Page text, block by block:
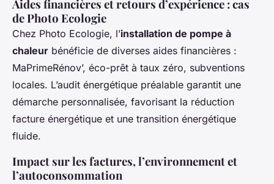
Aides financières et retours d’expérience : cas
de Photo Ecologie
Chez Photo Ecologie, l’installation de pompe à
chaleur bénéficie de diverses aides financières :
MaPrimeRénov’, éco-prêt à taux zéro, subventions
locales. L’audit énergétique préalable garantit une
démarche personnalisée, favorisant la réduction
facture énergétique et une transition énergétique
fluide.
Impact sur les factures, l’environnement et
l’autoconsommation